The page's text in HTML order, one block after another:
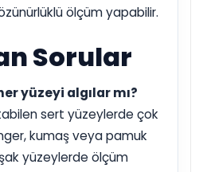
ölçüm yapabilir.
Sorular
yüzeyi algılar mı?
sert yüzeylerde çok
kumaş veya pamuk
yüzeylerde ölçüm